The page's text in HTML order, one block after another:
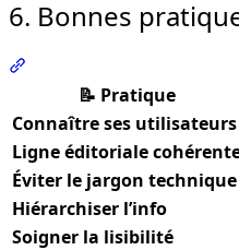
6. Bonnes
📝 Pratique
Connaître ses utilisateurs
Ligne éditoriale
Éviter le jargon technique
Hiérarchiser l’info
Soigner la lisibilité